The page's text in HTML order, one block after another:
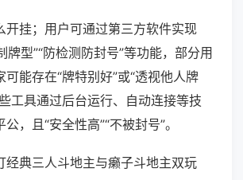
开挂；用户可通过第三方软件实现
牌型”“防检测防封号”等功能，部分用
可能存在“牌特别好”或“透视他人牌
工具通过后台运行、自动连接等技
，且“安全性高”“不被封号”。
经典三人斗地主与癞子斗地主双玩